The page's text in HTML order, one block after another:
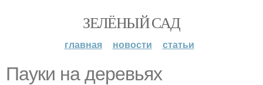
ЗЕЛЁНЫЙ САД
главная новости статьи
Пауки на деревьях